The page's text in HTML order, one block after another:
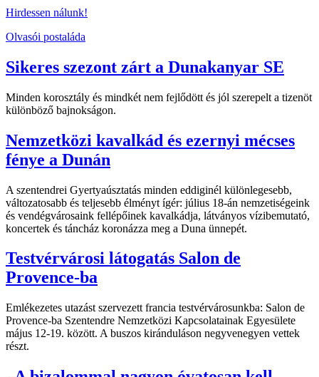
Hirdessen nálunk!
Olvasói postaláda
Sikeres szezont zárt a Dunakanyar SE
Minden korosztály és mindkét nem fejlődött és jól szerepelt a tizenöt
különböző bajnokságon.
Nemzetközi kavalkád és ezernyi mécses
fénye a Dunán
A szentendrei Gyertyaúsztatás minden eddiginél különlegesebb,
változatosabb és teljesebb élményt ígér: július 18-án nemzetiségeink
és vendégvárosaink fellépőinek kavalkádja, látványos vízibemutató,
koncertek és táncház koronázza meg a Duna ünnepét.
Testvérvárosi látogatás Salon de
Provence-ba
Emlékezetes utazást szervezett francia testvérvárosunkba: Salon de
Provence-ba Szentendre Nemzetközi Kapcsolatainak Egyesülete
május 12-19. között. A buszos kiránduláson negyvenegyen vettek
részt.